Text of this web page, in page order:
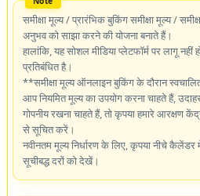
समीक्षा मूल्य / प्रारंभिक बुकिंग समीक्षा मूल्य /
अनुभव को साझा करने की योजना बनाते हैं।
हालांकि, यह सोशल मीडिया प्लेटफॉर्म पर लागू नहीं
प्रतिबंधित है।
**समीक्षा मूल्य ऑनलाइन बुकिंग के दौरान
आप नियमित मूल्य का उपयोग करना चाहते हैं,
गोपनीय रखना चाहते हैं, तो कृपया हमारे आरक्षण
से सूचित करें।
नवीनतम मूल्य निर्धारण के लिए, कृपया नीचे
सूचीबद्ध दरों को देखें।